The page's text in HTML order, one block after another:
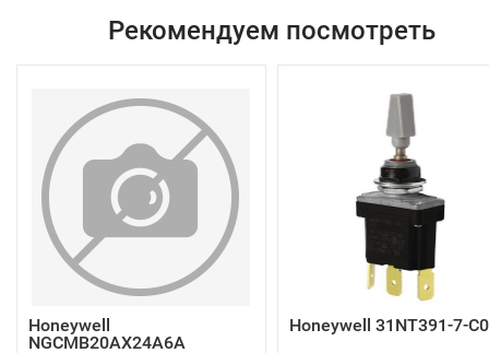
Рекомендуем посмотреть
Honeywell
NGCMB20AX24A6A
Honeywell 31NT391-7-